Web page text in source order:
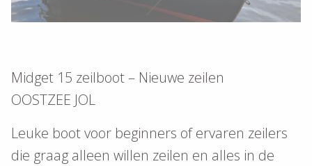
Midget 15 zeilboot – Nieuwe zeilen
OOSTZEE JOL
Leuke boot voor beginners of ervaren zeilers
die graag alleen willen zeilen en alles in de